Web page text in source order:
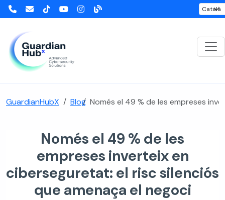
GuardianHubX Blog Només el 49 % de les empreses
Només el 49 % de les
empreses inverteix en
ciberseguretat: el risc silenciós
que amenaça el negoci